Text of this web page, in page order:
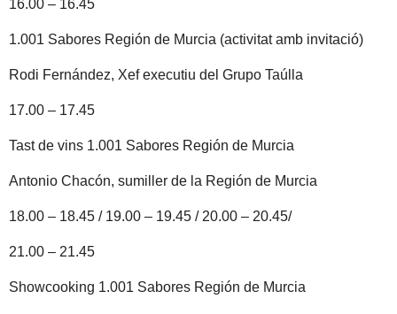
16.00 – 16.45
1.001 Sabores Región de Murcia (activitat amb invitació)
Rodi Fernández, Xef executiu del Grupo Taúlla
17.00 – 17.45
Tast de vins 1.001 Sabores Región de Murcia
Antonio Chacón, sumiller de la Región de Murcia
18.00 – 18.45 / 19.00 – 19.45 / 20.00 – 20.45/
21.00 – 21.45
Showcooking 1.001 Sabores Región de Murcia